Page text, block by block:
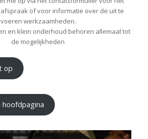
of voor informatie over de uit te
voeren werkzaamheden.
en klein onderhoud behoren allemaal tot
de mogelijkheden
op